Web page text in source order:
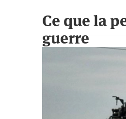
Entreprises
Entreprises
Oppressions
Ce que la
guerre